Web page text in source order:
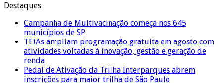
Destaques
Campanha de Multivacinação começa nos 645
municípios de SP
TEIAs ampliam programação gratuita em agosto com
atividades voltadas à inovação, gestão e geração de
renda
Pedal de Ativação da Trilha Interparques abrem
inscrições para maior trilha de São Paulo